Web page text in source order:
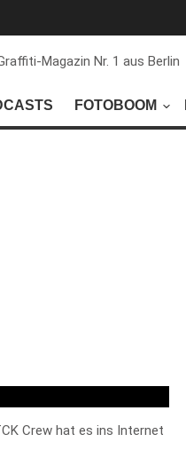
FOTOBOOM
Crew hat es ins Internet